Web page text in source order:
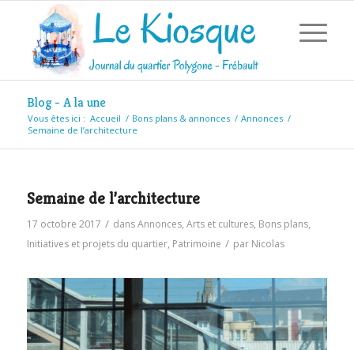
Blog - A la une
Vous êtes ici : Accueil / Bons plans & annonces / Annonces /
Semaine de l’architecture
Semaine de l’architecture
17 octobre 2017 / dansAnnonces, Arts et cultures, Bons plans,
Initiatives et projets du quartier, Patrimoine / par Nicolas